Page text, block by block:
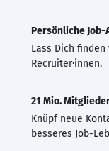
Persönliche Job-
Lass Dich
Recruiter·innen.
21 Mio.
Knüpf neue
besseres Job-